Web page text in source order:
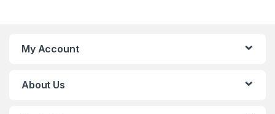
My Account
About Us